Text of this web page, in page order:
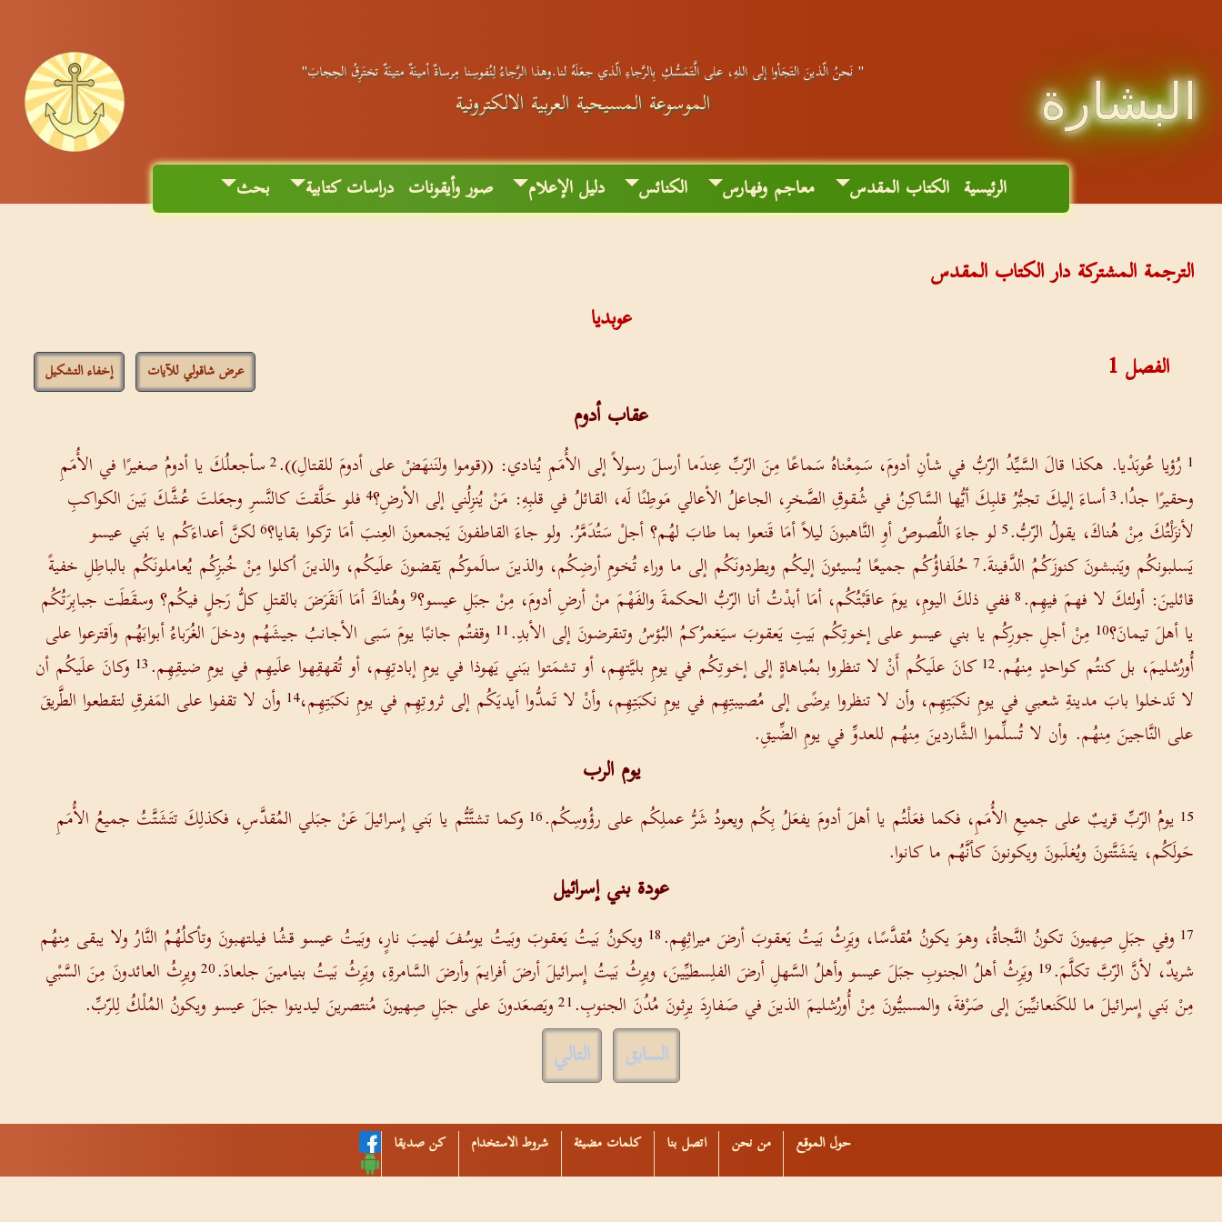
البشارة
" نَحنُ الّذينَ التَجَأوا إلى اللهِ، على الَّتَمَسُّكِ بِالرَّجاءِ الّذي جعَلَهُ لنا.وهذا الرَّجاءُ لِنُفوسِنا مِرساةٌ أمينَةٌ متينَةٌ تختَرِقُ الحِجابَ"
الموسوعة المسيحية العربية الالكترونية
الرئيسية الكتاب المقدس معاجم وفهارس الكنائس دليل الإعلام صور وأيقونات دراسات كتابية بحث
الترجمة المشتركة دار الكتاب المقدس
عوبديا
الفصل1 عرض شاقولي للآيات إخفاء التشكيل
عقاب أدوم
1 رُؤيا عُوبَدْيا. هكذا قالَ السَّيِّدُ الرّبُّ في شأنِ أدومَ، سَمِعْناهُ سَماعًا مِنَ الرّبِّ عِندَما أرسلَ رسولاً إلى الأُمَمِ يُنادي: ((قوموا ولنَنهَضْ على أدومَ للقتالِ)).2سأجعلُكَ يا أدومُ صغيرًا في الأُمَمِ
وحقيرًا جدُا.3أساءَ إليكَ تجبُّرُ قلبِكَ أيُّها السَّاكِنُ في شُقوقِ الصَّخرِ، الجاعلُ الأعالي مَوطِنًا لَه، القائلُ في قلبِهِ: مَنْ يُنزِلُني إلى الأرضِ؟4 فلو حَلَّقتَ كالنَّسرِ وجعَلتَ عُشَّكَ بَينَ الكواكبِ
لأنزَلْتُكَ مِنْ هُناكَ، يقولُ الرّبُّ.5 لو جاءَ اللُّصوصُ أوِ النَّاهبونَ ليلاً أمَا قَنعوا بما طابَ لهُم؟ أجلْ سَتُدَمَّرُ. ولو جاءَ القاطفونَ يَجمعونَ العِنبَ أمَا تركوا بقايا؟6لكنَّ أعداءَكُم يا بَني عيسو
يَسلبونكُم ويَنبشونَ كنوزَكُمُ الدَّفينةَ.7 حُلَفاؤُكُم جميعًا يُسيئونَ إليكُم ويطردونَكُم إلى ما وراء تُخومِ أرضِكُم، والذينَ سالَموكُم يَقضونَ علَيكُم، والذينَ أكلوا مِنْ خُبزِكُم يُعاملونَكُم بالباطِلِ خفيةً
قائلينَ: أولئكَ لا فهمَ فيهِم.8ففي ذلكَ اليومِ، يومَ عاقَبْتُكُم، أمَا أبدْتُ أنا الرّبُّ الحكمةَ والفَهْمَ منْ أرضِ أدومَ، مِنْ جبَلِ عيسو؟9وهُناكَ أمَا اَنقَرَضَ بالقتلِ كلُّ رَجلٍ فيكُم؟ وسقَطَت جبابِرَتُكُم
يا أهلَ تيمانَ؟10 مِنْ أجلِ جورِكُم يا بني عيسو على إخوتِكُم بَيتِ يَعقوبَ سيَغمرُكمُ البُؤسُ وتنقرضونَ إلى الأبدِ.11 وقفتُم جانبًا يومَ سَبى الأجانبُ جيشَهُم ودخلَ الغُرَباءُ أبوابَهُم واَقترعوا على
أُورُشليمَ، بل كنتُم كواحدٍ مِنهُم.12 كانَ علَيكُم أَنْ لا تنظروا بمُباهاةٍ إلى إخوتِكُم في يومِ بليَّتهِم، أو تشمَتوا ببَني يَهوذا في يومِ إبادتِهِم، أو تُقهقِهوا علَيهِم في يومِ ضيقِهِم.13 وكانَ علَيكُم أن
لا تَدخلوا بابَ مدينةِ شعبي في يومِ نكبَتِهِم، وأن لا تنظروا برضًى إلى مُصيبتِهِم في يومِ نكبَتِهِم، وأنْ لا تَمدُّوا أيديَكُم إلى ثروتِهِم في يومِ نكبَتِهِم،14 وأن لا تقفوا على المَفرقِ لتقطعوا الطَّريقَ
على النَّاجينَ مِنهُم. وأن لا تُسلِّموا الشَّاردينَ مِنهُم للعدوِّ في يومِ الضِّيقِ.
يوم الرب
15 يومُ الرّبِّ قريبٌ على جميعِ الأُمَمِ، فكما فعَلْتُم يا أهلَ أدومَ يفعَلُ بِكُم ويعودُ شَرُّ عملِكُم على رؤُوسِكُم.16 وكما تشتَّتُّم يا بَني إِسرائيلَ عَنْ جبَلي المُقدَّسِ، فكذلِكَ تتَشَتَّتُ جميعُ الأُمَمِ
حَولَكُم، يتَشَتَّتونَ ويُغلَبونَ ويكونونَ كأنَّهُم ما كانوا.
عودة بني إسرائيل
17 وفي جبَلِ صِهيونَ تكونُ النَّجاةُ، وهوَ يكونُ مُقدَّسًا، ويَرِثُ بَيتُ يَعقوبَ أرضَ ميراثِهِم.18 ويكونُ بَيتُ يَعقوبَ وبَيتُ يوسُفَ لهيبَ نارٍ، وبَيتُ عيسو قشُا فيلتهبونَ وتأكلُهُمُ النَّارُ ولا يبقى مِنهُم
شريدٌ، لأنَّ الرّبَّ تكلَّمَ.19 ويَرِثُ أهلُ الجنوبِ جبَلَ عيسو وأهلُ السَّهلِ أرضَ الفلِسطيِّينَ، ويرِثُ بَيتُ إِسرائيلَ أرضَ أفرايمَ وأرضَ السَّامرةِ، ويَرِثُ بَيتُ بنيامينَ جلعادَ.20ويرِثُ العائدونَ مِنَ السَّبْي
مِنْ بَني إِسرائيلَ ما للكَنعانيِّينَ إلى صَرْفةَ، والمسبيُّونَ مِنْ أُورُشليمَ الذينَ في صَفارِدَ يرِثونَ مُدُنَ الجنوبِ.21ويَصعَدونَ على جبَلِ صِهيونَ مُنتصرينَ ليدينوا جبَلَ عيسو ويكونُ المُلْكُ لِلرّبِّ.
السابق التالي
حول الموقع من نحن اتصل بنا كلمات مضيئة شروط الاستخدام كن صديقا